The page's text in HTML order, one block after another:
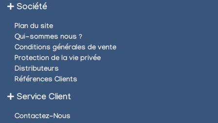
Société
Plan du site
Qui-sommes nous ?
Conditions générales de vente
Protection de la vie privée
Distributeurs
Références Clients
Service Client
Contactez-Nous